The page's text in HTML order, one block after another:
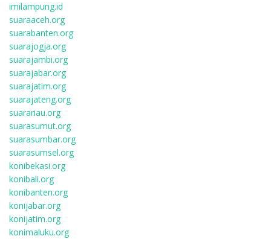
imilampung.id
suaraaceh.org
suarabanten.org
suarajogja.org
suarajambi.org
suarajabar.org
suarajatim.org
suarajateng.org
suarariau.org
suarasumut.org
suarasumbar.org
suarasumsel.org
konibekasi.org
konibali.org
konibanten.org
konijabar.org
konijatim.org
konimaluku.org